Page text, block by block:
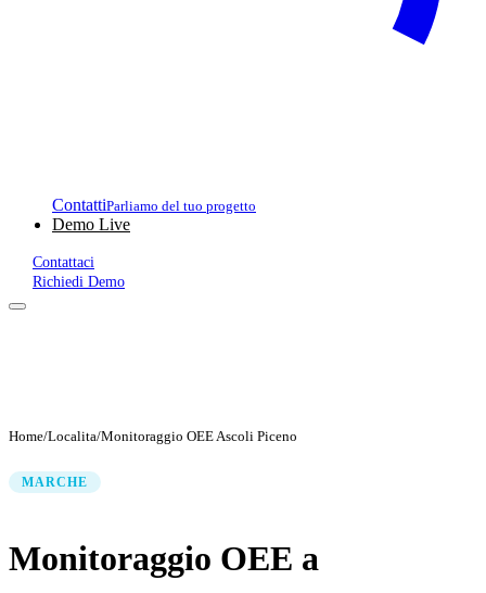
ContattiParliamo del tuo progetto
Demo Live
Contattaci
Richiedi Demo
Home/Localita/Monitoraggio OEE Ascoli Piceno
MARCHE
Monitoraggio OEE a